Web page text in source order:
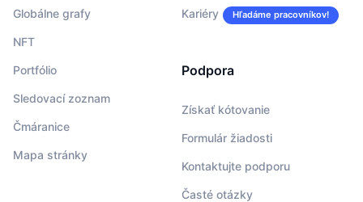
Globálne grafy
NFT
Portfólio
Sledovací zoznam
Čmáranice
Mapa stránky
Kariéry Hľadáme pracovníkov!
Podpora
Získať kótovanie
Formulár žiadosti
Kontaktujte podporu
Časté otázky